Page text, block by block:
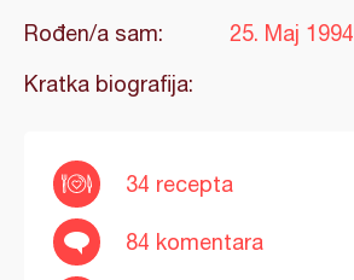
Rođen/a sam:
25. Maj 1994
Kratka biografija:
34 recepta
84 komentara